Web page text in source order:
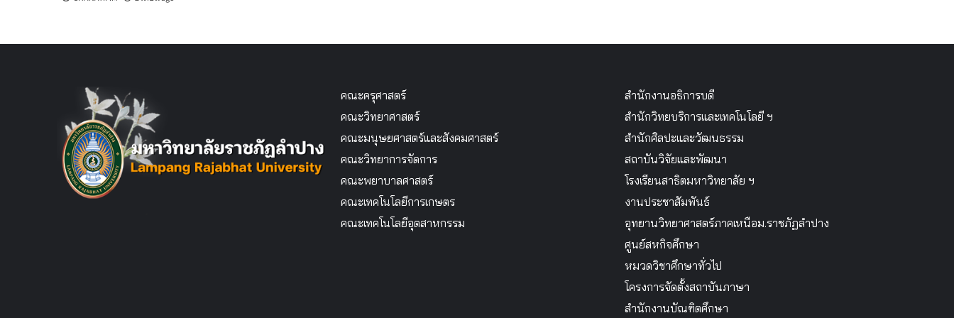
คณะครุศาสตร์
คณะวิทยาศาสตร์
คณะมนุษยศาสตร์และสังคมศาสตร์
คณะวิทยาการจัดการ
คณะพยาบาลศาสตร์
คณะเทคโนโลยีการเกษตร
คณะเทคโนโลยีอุตสาหกรรม
สำนักงานอธิการบดี
สำนักวิทยบริการและเทคโนโลยี ฯ
สำนักศิลปะและวัฒนธรรม
สถาบันวิจัยและพัฒนา
โรงเรียนสาธิตมหาวิทยาลัย ฯ
งานประชาสัมพันธ์
อุทยานวิทยาศาสตร์ภาคเหนือม.ราชภัฏลำปาง
ศูนย์สหกิจศึกษา
หมวดวิชาศึกษาทั่วไป
โครงการจัดตั้งสถาบันภาษา
สำนักงานบัณฑิตศึกษา